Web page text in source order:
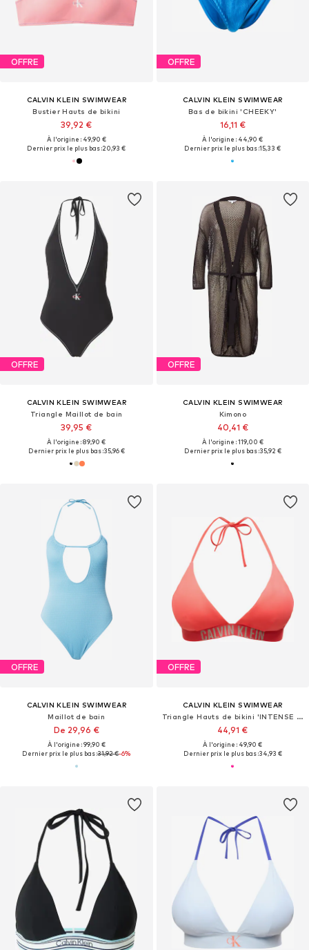
OFFRE
CALVIN KLEIN SWIMWEAR
Bustier Hauts de bikini
39,92 €
À l'origine : 49,90 €
Dernier prix le plus bas :20,93 €
OFFRE
CALVIN KLEIN SWIMWEAR
Bas de bikini 'CHEEKY'
16,11 €
À l'origine : 44,90 €
Dernier prix le plus bas :15,33 €
OFFRE
CALVIN KLEIN SWIMWEAR
Triangle Maillot de bain
39,95 €
À l'origine : 89,90 €
Dernier prix le plus bas :35,96 €
OFFRE
CALVIN KLEIN SWIMWEAR
Kimono
40,41 €
À l'origine : 119,00 €
Dernier prix le plus bas :35,92 €
OFFRE
CALVIN KLEIN SWIMWEAR
Maillot de bain
De 29,96 €
À l'origine : 99,90 €
Dernier prix le plus bas :31,92 €-6%
OFFRE
CALVIN KLEIN SWIMWEAR
Triangle Hauts de bikini 'INTENSE POWER'
44,91 €
À l'origine : 49,90 €
Dernier prix le plus bas :34,93 €